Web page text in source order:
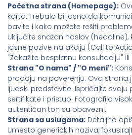
Početna strana (Homepage):
karta. Trebalo bi jasno da
bavite i kako možete rešiti
Uključite snažan naslov
jasne pozive na akciju (Call to
"Zakažite besplatnu konsultaciju"
Strana "O nama" / "O meni":
prodaju na poverenju. Ova strana
ljudski predstavite. Ispričajte svoju
sertifikate i pristup. Fotografija
autentičan ton su obavezni.
Strana sa uslugama: Detaljno
Umesto generičkih naziva,